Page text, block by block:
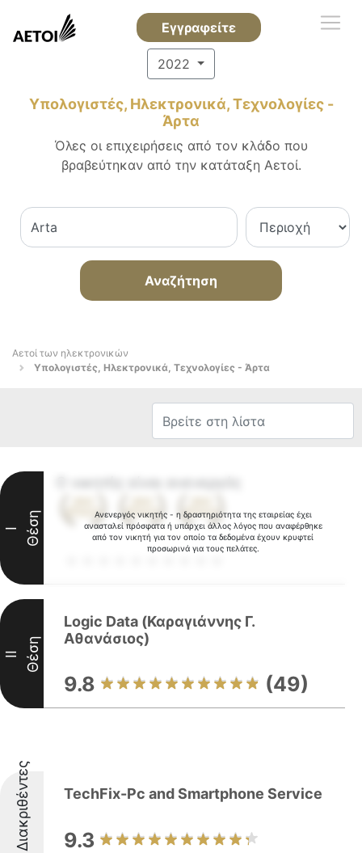
Εγγραφείτε
2022
Υπολογιστές, Ηλεκτρονικά, Τεχνολογίες -
Άρτα
Όλες οι επιχειρήσεις από τον κλάδο που
βραβεύτηκαν από την κατάταξη Αετοί.
Αναζήτηση
Αετοί των ηλεκτρονικών
Υπολογιστές, Ηλεκτρονικά, Τεχνολογίες - Άρτα
Ανενεργός νικητής - η δραστηριότητα της εταιρείας έχει
ανασταλεί πρόσφατα ή υπάρχει άλλος λόγος που αναφέρθηκε
από τον νικητή για τον οποίο τα δεδομένα έχουν κρυφτεί
προσωρινά για τους πελάτες.
I Θέση
II Θέση
Logic Data (Καραγιάννης Γ.
Αθανάσιος)
9.8 (49)
Διακριθέντες TechFix-Pc and Smartphone Service
9.3